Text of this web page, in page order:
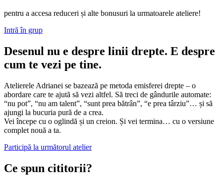
pentru a accesa reduceri și alte bonusuri la urmatoarele ateliere!
Intră în grup
Desenul nu e despre linii drepte. E despre
cum te vezi pe tine.
Atelierele Adrianei se bazează pe metoda emisferei drepte – o
abordare care te ajută să vezi altfel. Să treci de gândurile automate:
“nu pot”, “nu am talent”, “sunt prea bătrân”, “e prea târziu”… și să
ajungi la bucuria pură de a crea.
Vei începe cu o oglindă și un creion. Și vei termina… cu o versiune
complet nouă a ta.
Participă la următorul atelier
Ce spun cititorii?